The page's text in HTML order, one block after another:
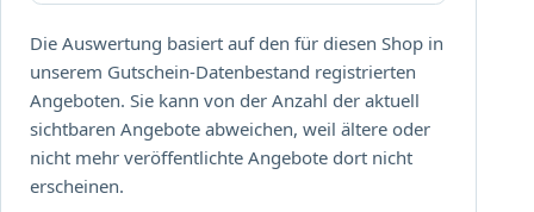
t
e
n
!
e
r
S
e
t
Die Auswertung basiert auf den für diesen Shop in
unserem Gutschein-Datenbestand registrierten
Angeboten. Sie kann von der Anzahl der aktuell
sichtbaren Angebote abweichen, weil ältere oder
nicht mehr veröffentlichte Angebote dort nicht
erscheinen.